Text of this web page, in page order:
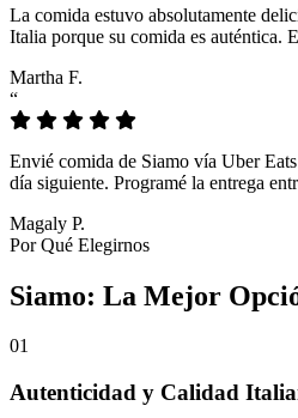
La comida estuvo absolutamente
Italia porque su comida es auténtica.
Martha F.
“
Envié comida de Siamo vía Uber
día siguiente. Programé la entrega
Magaly P.
Por Qué Elegirnos
Siamo: La Mejor
01
Autenticidad y Calidad